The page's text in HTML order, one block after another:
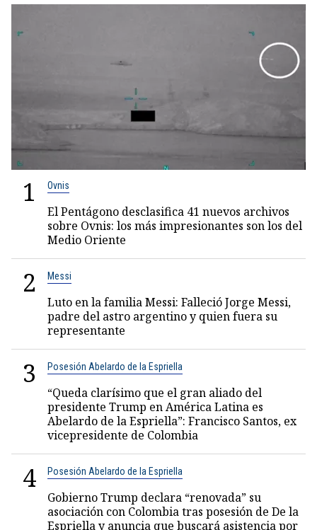
1 Ovnis
El Pentágono desclasifica 41 nuevos archivos
sobre Ovnis: los más impresionantes son los del
Medio Oriente
2 Messi
Luto en la familia Messi: Falleció Jorge Messi,
padre del astro argentino y quien fuera su
representante
3 Posesión Abelardo de la Espriella
“Queda clarísimo que el gran aliado del
presidente Trump en América Latina es
Abelardo de la Espriella”: Francisco Santos, ex
vicepresidente de Colombia
4 Posesión Abelardo de la Espriella
Gobierno Trump declara “renovada” su
asociación con Colombia tras posesión de De la
Espriella y anuncia que buscará asistencia por